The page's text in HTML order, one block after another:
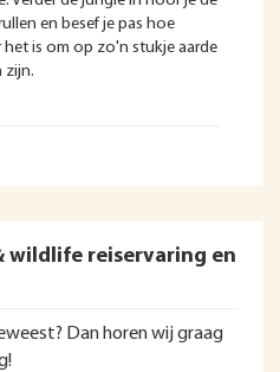
en besef je pas hoe
het is om op zo'n stukje aarde
zijn.
wildlife reiservaring en
Dan horen wij graag